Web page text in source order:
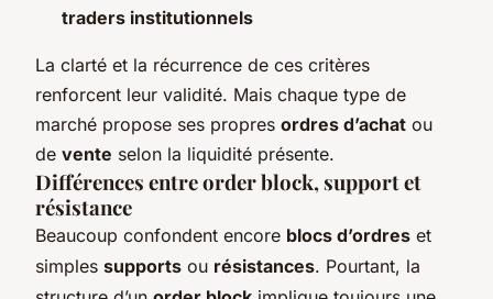
traders institutionnels
La clarté et la récurrence de ces critères
renforcent leur validité. Mais chaque type de
marché propose ses propres ordres d’achat ou
de vente selon la liquidité présente.
Différences entre order block, support et
résistance
Beaucoup confondent encore blocs d’ordres et
simples supports ou résistances. Pourtant, la